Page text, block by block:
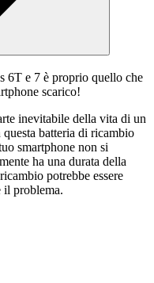
6T e 7 è proprio quello che
scarico!
inevitabile della vita di un
batteria di ricambio
smartphone non si
ha una durata della
potrebbe essere
il problema.